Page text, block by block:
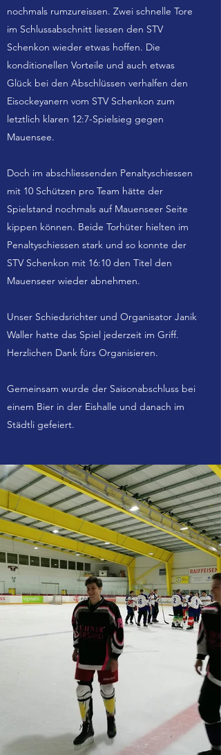
nochmals rumzureissen. Zwei schnelle Tore
im Schlussabschnitt liessen den STV
Schenkon wieder etwas hoffen. Die
konditionellen Vorteile und auch etwas
Glück bei den Abschlüssen verhalfen den
Eisockeyanern vom STV Schenkon zum
letztlich klaren 12:7-Spielsieg gegen
Mauensee.
Doch im abschliessenden Penaltyschiessen
mit 10 Schützen pro Team hätte der
Spielstand nochmals auf Mauenseer Seite
kippen können. Beide Torhüter hielten im
Penaltyschiessen stark und so konnte der
STV Schenkon mit 16:10 den Titel den
Mauenseer wieder abnehmen.
Unser Schiedsrichter und Organisator Janik
Waller hatte das Spiel jederzeit im Griff.
Herzlichen Dank fürs Organisieren.
Gemeinsam wurde der Saisonabschluss bei
einem Bier in der Eishalle und danach im
Städtli gefeiert.